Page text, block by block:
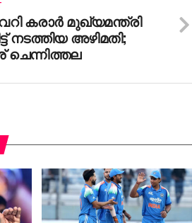
കരാര്‍ മുഖ്യമന്ത്രി
നടത്തിയ അഴിമതി;
ചെന്നിത്തല